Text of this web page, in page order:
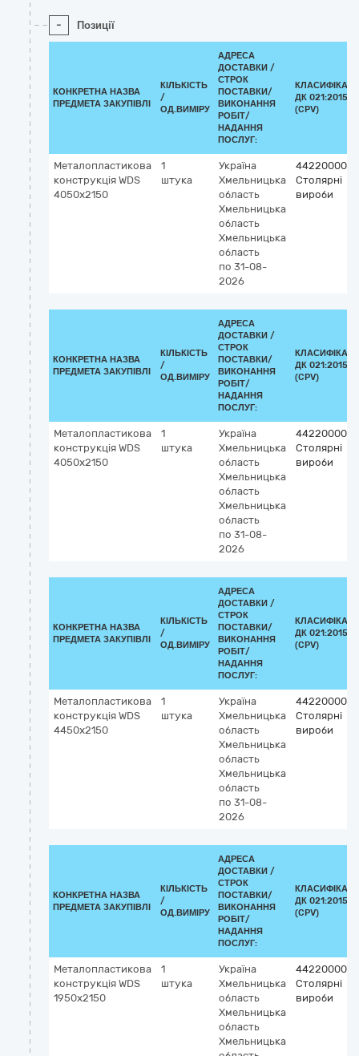
- Позиції
КОНКРЕТНА НАЗВА
ПРЕДМЕТА ЗАКУПІВЛІ
КІЛЬКІСТЬ
/
ОД.ВИМІРУ
АДРЕСА
ДОСТАВКИ /
СТРОК
ПОСТАВКИ/
ВИКОНАННЯ
РОБІТ/
НАДАННЯ
ПОСЛУГ:
ДК 021:2015
(CPV)
Металопластикова
конструкція WDS
4050х2150
1
штука
Україна
Хмельницька
область
Хмельницька
область
Хмельницька
область
по 31-08-
2026
44220000-8
Столярні
вироби
КОНКРЕТНА НАЗВА
ПРЕДМЕТА ЗАКУПІВЛІ
КІЛЬКІСТЬ
/
ОД.ВИМІРУ
АДРЕСА
ДОСТАВКИ /
СТРОК
ПОСТАВКИ/
ВИКОНАННЯ
РОБІТ/
НАДАННЯ
ПОСЛУГ:
ДК 021:2015
(CPV)
Металопластикова
конструкція WDS
4050x2150
1
штука
Україна
Хмельницька
область
Хмельницька
область
Хмельницька
область
по 31-08-
2026
44220000-8
Столярні
вироби
КОНКРЕТНА НАЗВА
ПРЕДМЕТА ЗАКУПІВЛІ
КІЛЬКІСТЬ
/
ОД.ВИМІРУ
АДРЕСА
ДОСТАВКИ /
СТРОК
ПОСТАВКИ/
ВИКОНАННЯ
РОБІТ/
НАДАННЯ
ПОСЛУГ:
ДК 021:2015
(CPV)
Металопластикова
конструкція WDS
4450x2150
1
штука
Україна
Хмельницька
область
Хмельницька
область
Хмельницька
область
по 31-08-
2026
44220000-8
Столярні
вироби
КОНКРЕТНА НАЗВА
ПРЕДМЕТА ЗАКУПІВЛІ
КІЛЬКІСТЬ
/
ОД.ВИМІРУ
АДРЕСА
ДОСТАВКИ /
СТРОК
ПОСТАВКИ/
ВИКОНАННЯ
РОБІТ/
НАДАННЯ
ПОСЛУГ:
ДК 021:2015
(CPV)
Металопластикова
конструкція WDS
1950x2150
1
штука
Україна
Хмельницька
область
Хмельницька
область
Хмельницька
44220000-8
Столярні
вироби